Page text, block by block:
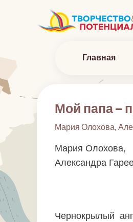
Главная
Мой папа –
Мария Олохова,
Мария Олохова,
Александра
Чернокрылый